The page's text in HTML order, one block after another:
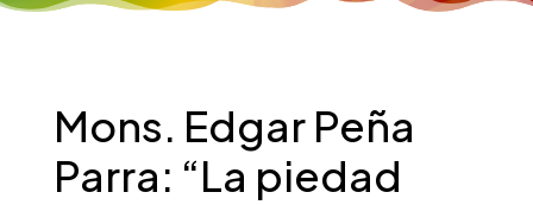
Mons. Edgar Peña
Parra: “La piedad